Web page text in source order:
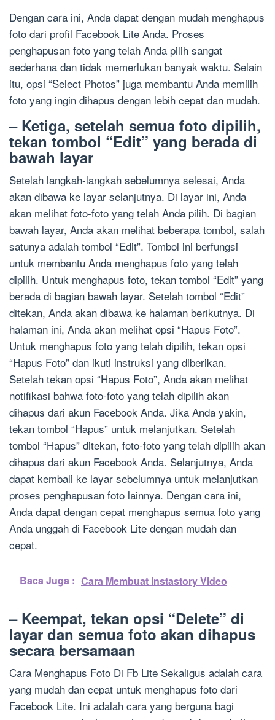
Dengan cara ini, Anda dapat dengan mudah menghapus
foto dari profil Facebook Lite Anda. Proses
penghapusan foto yang telah Anda pilih sangat
sederhana dan tidak memerlukan banyak waktu. Selain
itu, opsi “Select Photos” juga membantu Anda memilih
foto yang ingin dihapus dengan lebih cepat dan mudah.
– Ketiga, setelah semua foto dipilih,
tekan tombol “Edit” yang berada di
bawah layar
Setelah langkah-langkah sebelumnya selesai, Anda
akan dibawa ke layar selanjutnya. Di layar ini, Anda
akan melihat foto-foto yang telah Anda pilih. Di bagian
bawah layar, Anda akan melihat beberapa tombol, salah
satunya adalah tombol “Edit”. Tombol ini berfungsi
untuk membantu Anda menghapus foto yang telah
dipilih. Untuk menghapus foto, tekan tombol “Edit” yang
berada di bagian bawah layar. Setelah tombol “Edit”
ditekan, Anda akan dibawa ke halaman berikutnya. Di
halaman ini, Anda akan melihat opsi “Hapus Foto”.
Untuk menghapus foto yang telah dipilih, tekan opsi
“Hapus Foto” dan ikuti instruksi yang diberikan.
Setelah tekan opsi “Hapus Foto”, Anda akan melihat
notifikasi bahwa foto-foto yang telah dipilih akan
dihapus dari akun Facebook Anda. Jika Anda yakin,
tekan tombol “Hapus” untuk melanjutkan. Setelah
tombol “Hapus” ditekan, foto-foto yang telah dipilih akan
dihapus dari akun Facebook Anda. Selanjutnya, Anda
dapat kembali ke layar sebelumnya untuk melanjutkan
proses penghapusan foto lainnya. Dengan cara ini,
Anda dapat dengan cepat menghapus semua foto yang
Anda unggah di Facebook Lite dengan mudah dan
cepat.
Baca Juga : Cara Membuat Instastory Video
– Keempat, tekan opsi “Delete” di
layar dan semua foto akan dihapus
secara bersamaan
Cara Menghapus Foto Di Fb Lite Sekaligus adalah cara
yang mudah dan cepat untuk menghapus foto dari
Facebook Lite. Ini adalah cara yang berguna bagi